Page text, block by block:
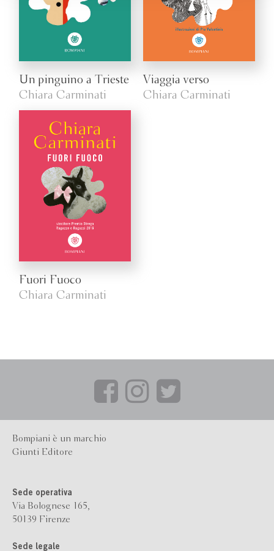
Un pinguino a Trieste
Chiara Carminati
Viaggia verso
Chiara Carminati
Fuori Fuoco
Chiara Carminati
Bompiani è un marchio
Giunti Editore
Sede operativa
Via Bolognese 165,
50139 Firenze
Sede legale